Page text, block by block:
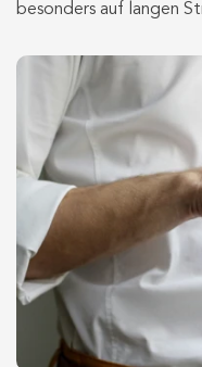
besonders auf langen